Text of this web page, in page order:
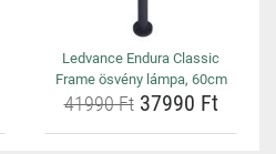
Ledvance Endura Classic
Frame ösvény lámpa, 60cm
41990 Ft37990 Ft